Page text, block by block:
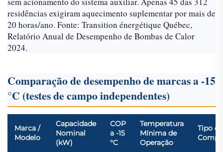
residências exigiram aquecimento suplementar por mais de
20 horas/ano. Fonte: Transition énergétique Québec,
Relatório Anual de Desempenho de Bombas de Calor
2024.
Comparação de desempenho de marcas a -15
°C (testes de campo independentes)
Marca /
Modelo
Capacidade
Nominal
(kW)
COP
a -15
°C
Temperatura
Mínima de
Operação
Tipo de